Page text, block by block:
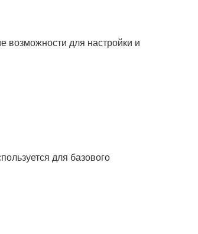
возможности для настройки и
для базового